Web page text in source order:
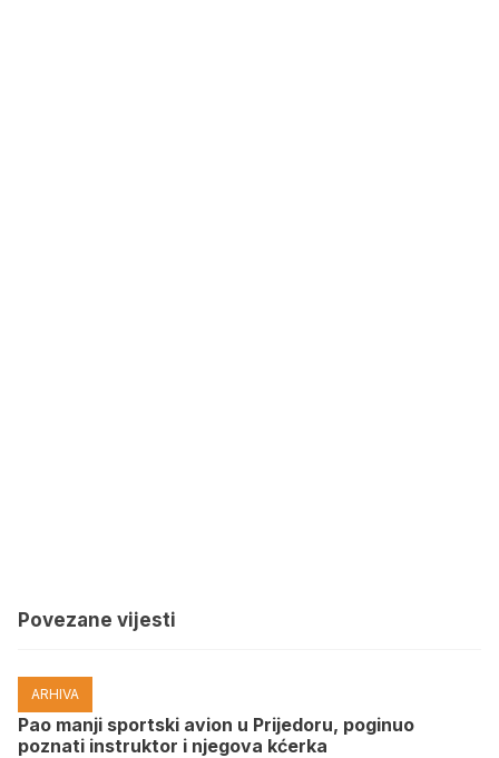
Povezane vijesti
ARHIVA
Pao manji sportski avion u Prijedoru, poginuo
poznati instruktor i njegova kćerka